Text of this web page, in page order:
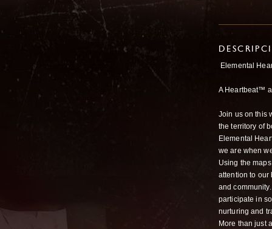
Elemental
A Heartbeat™
Join us on this
the territory of
Elemental
we are when
Using the
attention to our
and
participate in
nurturing and
More than just